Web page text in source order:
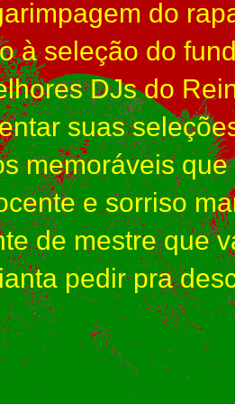
do
à seleção do
DJs do
suas
memoráveis
e sorriso
de mestre que
pedir pra